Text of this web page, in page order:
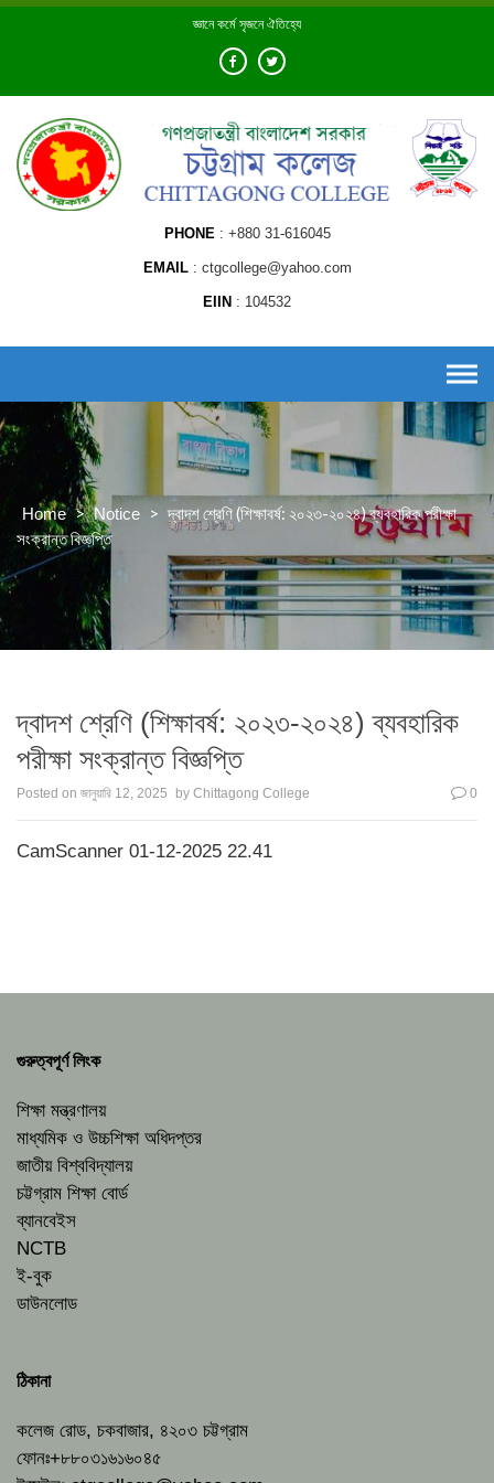
Skip
জ্ঞানে কর্মে সৃজনে ঐতিহ্যে
PHONE +880 31-616045
EMAIL ctgcollege@yahoo.com
EIIN 104532
Home > Notice > দ্বাদশ শ্রেণি (শিক্ষাবর্ষ: ২০২৩-২০২৪) ব্যবহারিক পরীক্ষা
সংক্রান্ত বিজ্ঞপ্তি
দ্বাদশ শ্রেণি (শিক্ষাবর্ষ: ২০২৩-২০২৪) ব্যবহারিক
পরীক্ষা সংক্রান্ত বিজ্ঞপ্তি
Posted on জানুয়ারি 12, 2025 by Chittagong College 0
CamScanner 01-12-2025 22.41
গুরুত্বপূর্ণ লিংক
শিক্ষা মন্ত্রণালয়
মাধ্যমিক ও উচ্চশিক্ষা অধিদপ্তর
জাতীয় বিশ্ববিদ্যালয়
চট্টগ্রাম শিক্ষা বোর্ড
ব্যানবেইস
NCTB
ই-বুক
ডাউনলোড
ঠিকানা
কলেজ রোড, চকবাজার, ৪২০৩ চট্টগ্রাম
ফোনঃ+৮৮০৩১৬১৬০৪৫